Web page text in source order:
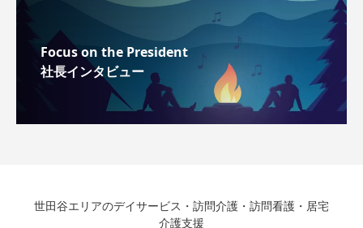
Focus on the President
社長インタビュー
世田谷エリアのデイサービス・訪問介護・訪問看護・居宅
介護支援